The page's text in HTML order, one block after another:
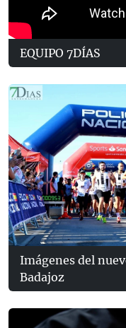
EQUIPO 7DÍAS
Imágenes del
Badajoz